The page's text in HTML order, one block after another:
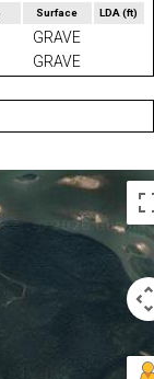
Surface LDA(ft)
GRAVE
GRAVE